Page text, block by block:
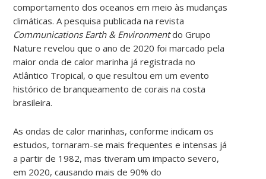
comportamento dos oceanos em meio às mudanças
climáticas. A pesquisa publicada na revista
Communications Earth & Environmentdo Grupo
Nature revelou que o ano de 2020 foi marcado pela
maior onda de calor marinha já registrada no
Atlântico Tropical, o que resultou em um evento
histórico de branqueamento de corais na costa
brasileira.
As ondas de calor marinhas, conforme indicam os
estudos, tornaram-se mais frequentes e intensas já
a partir de 1982, mas tiveram um impacto severo,
em 2020, causando mais de 90% do